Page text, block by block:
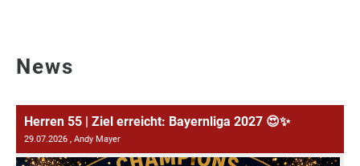
News
Herren 55 | Ziel erreicht: Bayernliga 2027 😍✨
29.07.2026 , Andy Mayer